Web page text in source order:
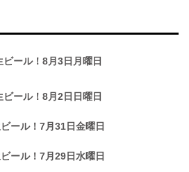
ビール！8月3日月曜日
ビール！8月2日日曜日
ール！7月31日金曜日
ール！7月29日水曜日